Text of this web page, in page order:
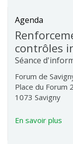
Agenda
contrôles
Séance
Forum de
Place du Forum 2
1073 Savigny
En savoir plus